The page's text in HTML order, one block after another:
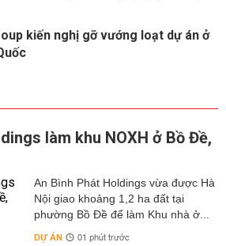
kiến nghị gỡ vướng loạt dự án ở
làm khu NOXH ở Bồ Đề,
An Bình Phát Holdings vừa được Hà
Nội giao khoảng 1,2 ha đất tại
phường Bồ Đề để làm Khu nhà ở...
DỰ ÁN 01 phút trước